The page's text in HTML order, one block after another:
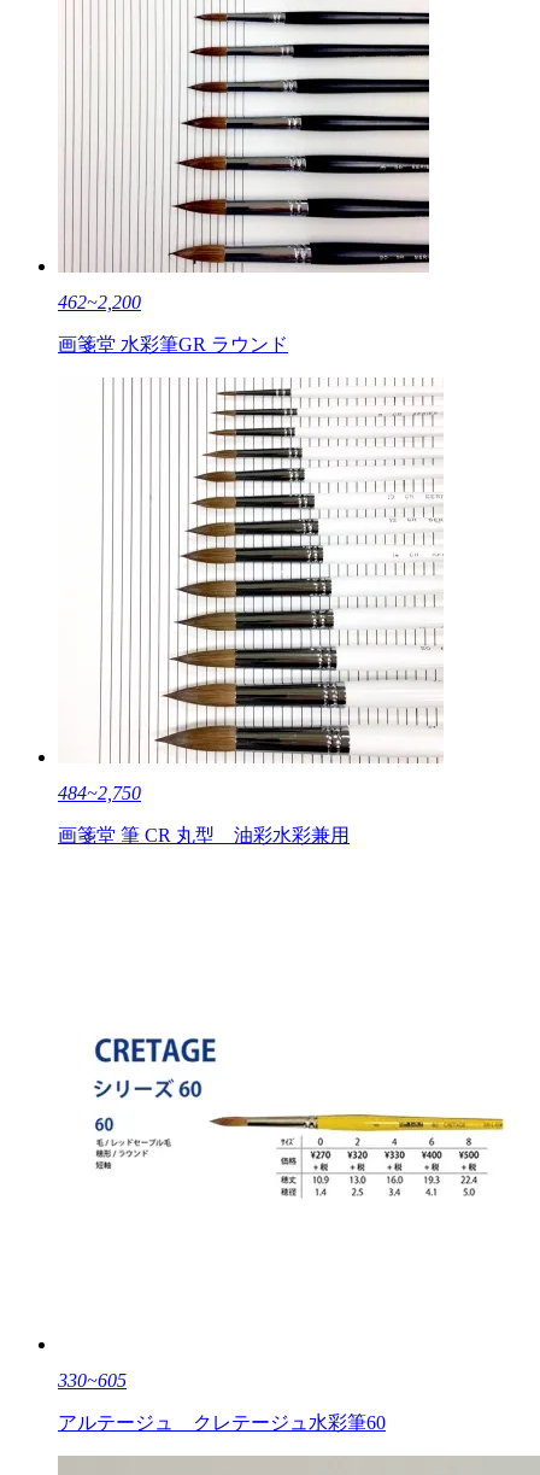
462~2,200
画箋堂 水彩筆GR ラウンド
484~2,750
画箋堂 筆 CR 丸型 油彩水彩兼用
330~605
アルテージュ クレテージュ水彩筆60